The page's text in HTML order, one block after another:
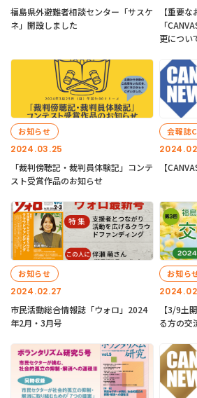
福島県外避難者相談センター「サスケ
ネ」開設しました
【重要
「
更につい
2024.03.25
お知らせ
「裁判傍聴記・裁判員体験記」コンテ
スト受賞作品のお知らせ
会報誌
【
2024.02.27
お知らせ
市民活動総合情報誌「ウォロ」2024
年2月・3月号
お知ら
【3/9土
る方の交